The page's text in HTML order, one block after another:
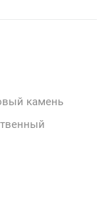
камень